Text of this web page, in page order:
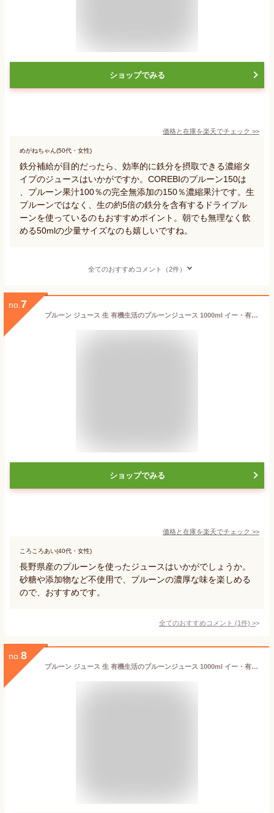
ショップでみる
価格と在庫を楽天でチェック >>
めがねちゃん(50代・女性)
鉄分補給が目的だったら、効率的に鉄分を摂取できる濃縮タ
イプのジュースはいかがですか。COREBIのプルーン150は
、プルーン果汁100％の完全無添加の150％濃縮果汁です。生
プルーンではなく、生の約5倍の鉄分を含有するドライプル
ーンを使っているのもおすすめポイント。朝でも無理なく飲
める50mlの少量サイズなのも嬉しいですね。
全てのおすすめコメント（2件）
no. 7
プルーン ジュース 生 有機生活のプルーンジュース 1000ml イー・有機生活
ショップでみる
価格と在庫を楽天でチェック >>
ころころあい(40代・女性)
長野県産のプルーンを使ったジュースはいかがでしょうか。
砂糖や添加物など不使用で、プルーンの濃厚な味を楽しめる
ので、おすすめです。
全てのおすすめコメント (1件) >
no. 8
プルーン ジュース 生 有機生活のプルーンジュース 1000ml イー・有機生活